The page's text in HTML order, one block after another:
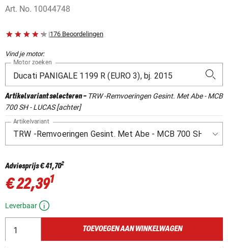
Art. No. 10044748
|176 Beoordelingen
Vind je motor:
Motor zoeken
Artikelvariant selecteren- TRW -Remvoeringen Gesint. Met Abe - MCB
700 SH - LUCAS [achter]
Artikelvariant
Adviesprijs€ 41,702
€ 22,391
Leverbaar
TOEVOEGEN AAN WINKELWAGEN